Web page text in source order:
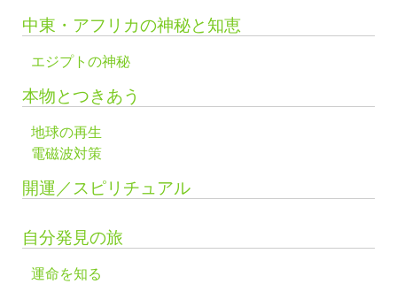
中東・アフリカの神秘と知恵
エジプトの神秘
本物とつきあう
地球の再生
電磁波対策
開運／スピリチュアル
自分発見の旅
運命を知る